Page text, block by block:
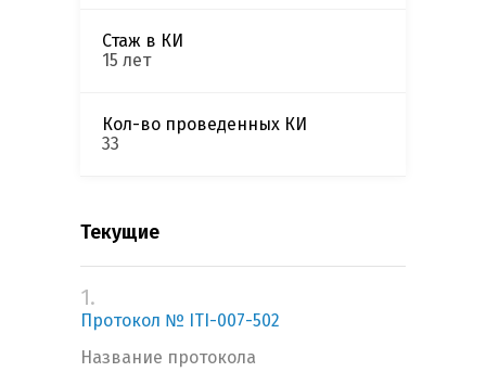
Стаж в КИ
15 лет
Кол-во проведенных КИ
33
Текущие
1.
Протокол № ITI-007-502
Название протокола